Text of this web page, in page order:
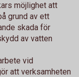
möjlighet att
grund av ett
skada för
av vatten
vid
att verksamheten